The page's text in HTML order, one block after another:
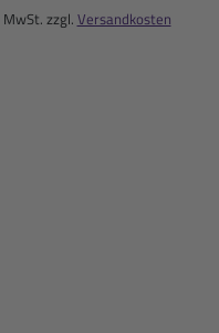
MwSt. zzgl. Versandkosten